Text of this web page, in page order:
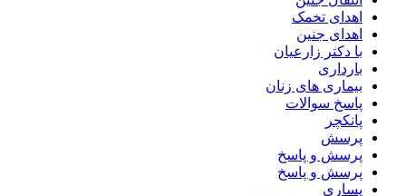
اهدای تخمک
اهدای جنین
با دکتر زارعیان
بارداری
بیماری های زنان
پاسخ سوالات
پانکچر
پرسش
پرسش و پاسخ
پرسش و پاسخ
پساری